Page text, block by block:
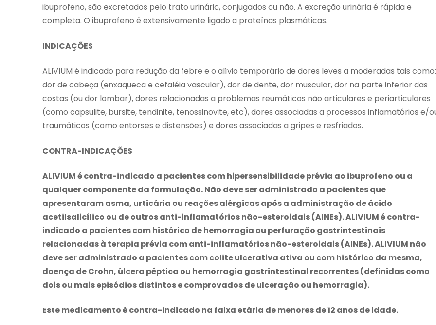
ibuprofeno, são excretados pelo trato urinário, conjugados ou não. A excreção urinária é rápida e
completa. O ibuprofeno é extensivamente ligado a proteínas plasmáticas.
INDICAÇÕES
ALIVIUM é indicado para redução da febre e o alívio temporário de dores leves a moderadas tais como:
dor de cabeça (enxaqueca e cefaléia vascular), dor de dente, dor muscular, dor na parte inferior das
costas (ou dor lombar), dores relacionadas a problemas reumáticos não articulares e periarticulares
(como capsulite, bursite, tendinite, tenossinovite, etc), dores associadas a processos inflamatórios e/
traumáticos (como entorses e distensões) e dores associadas a gripes e resfriados.
CONTRA-INDICAÇÕES
ALIVIUM é contra-indicado a pacientes com hipersensibilidade prévia ao ibuprofeno ou a
qualquer componente da formulação. Não deve ser administrado a pacientes que
apresentaram asma, urticária ou reações alérgicas após a administração de ácido
acetilsalicílico ou de outros anti-inflamatórios não-esteroidais (AINEs). ALIVIUM é contra-
indicado a pacientes com histórico de hemorragia ou perfuração gastrintestinais
relacionadas à terapia prévia com anti-inflamatórios não-esteroidais (AINEs). ALIVIUM não
deve ser administrado a pacientes com colite ulcerativa ativa ou com histórico da mesma,
doença de Crohn, úlcera péptica ou hemorragia gastrintestinal recorrentes (definidas como
dois ou mais episódios distintos e comprovados de ulceração ou hemorragia).
Este medicamento é contra-indicado na faixa etária de menores de 12 anos de idade.